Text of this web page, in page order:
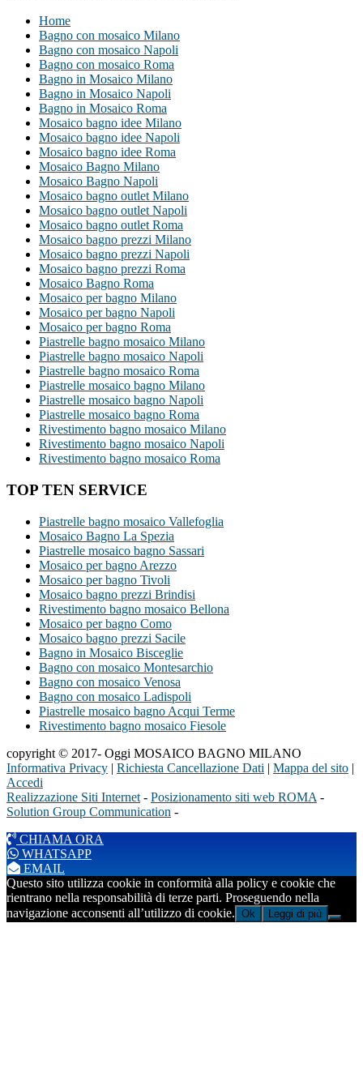
Home
Bagno con mosaico Milano
Bagno con mosaico Napoli
Bagno con mosaico Roma
Bagno in Mosaico Milano
Bagno in Mosaico Napoli
Bagno in Mosaico Roma
Mosaico bagno idee Milano
Mosaico bagno idee Napoli
Mosaico bagno idee Roma
Mosaico Bagno Milano
Mosaico Bagno Napoli
Mosaico bagno outlet Milano
Mosaico bagno outlet Napoli
Mosaico bagno outlet Roma
Mosaico bagno prezzi Milano
Mosaico bagno prezzi Napoli
Mosaico bagno prezzi Roma
Mosaico Bagno Roma
Mosaico per bagno Milano
Mosaico per bagno Napoli
Mosaico per bagno Roma
Piastrelle bagno mosaico Milano
Piastrelle bagno mosaico Napoli
Piastrelle bagno mosaico Roma
Piastrelle mosaico bagno Milano
Piastrelle mosaico bagno Napoli
Piastrelle mosaico bagno Roma
Rivestimento bagno mosaico Milano
Rivestimento bagno mosaico Napoli
Rivestimento bagno mosaico Roma
TOP TEN SERVICE
Piastrelle bagno mosaico Vallefoglia
Mosaico Bagno La Spezia
Piastrelle mosaico bagno Sassari
Mosaico per bagno Arezzo
Mosaico per bagno Tivoli
Mosaico bagno prezzi Brindisi
Rivestimento bagno mosaico Bellona
Mosaico per bagno Como
Mosaico bagno prezzi Sacile
Bagno in Mosaico Bisceglie
Bagno con mosaico Montesarchio
Bagno con mosaico Venosa
Bagno con mosaico Ladispoli
Piastrelle mosaico bagno Acqui Terme
Rivestimento bagno mosaico Fiesole
copyright © 2017- Oggi MOSAICO BAGNO MILANO
Informativa Privacy | Richiesta Cancellazione Dati | Mappa del sito |
Accedi
Realizzazione Siti Internet - Posizionamento siti web ROMA -
Solution Group Communication -
CHIAMA ORA
WHATSAPP
EMAIL
Questo sito utilizza cookie in conformità alla policy e cookie che
rientrano nella responsabilità di terze parti. Proseguendo nella
navigazione acconsenti all’utilizzo di cookie. Ok Leggi di più